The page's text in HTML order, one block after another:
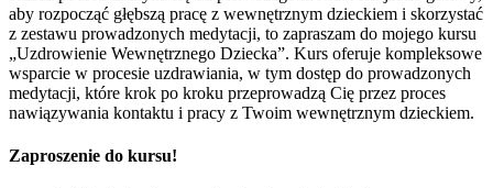
aby rozpocząć głębszą pracę z wewnętrznym dzieckiem i skorzystać
z zestawu prowadzonych medytacji, to zapraszam do mojego kursu
„Uzdrowienie Wewnętrznego Dziecka”. Kurs oferuje kompleksowe
wsparcie w procesie uzdrawiania, w tym dostęp do prowadzonych
medytacji, które krok po kroku przeprowadzą Cię przez proces
nawiązywania kontaktu i pracy z Twoim wewnętrznym dzieckiem.
Zaproszenie do kursu!